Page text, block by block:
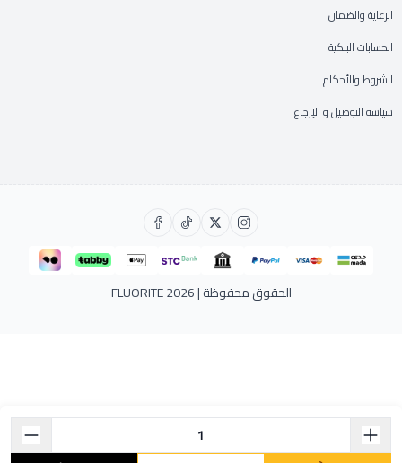
الرعاية والضمان
الحسابات البنكية
الشروط والأحكام
سياسة التوصيل و الإرجاع
الحقوق محفوظة | 2026 FLUORITE